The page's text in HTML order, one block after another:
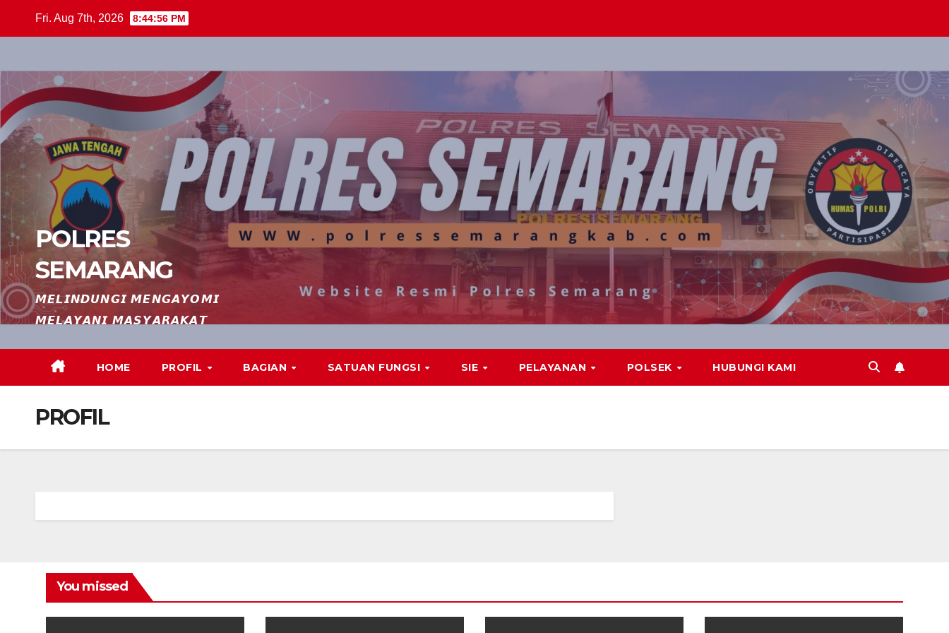
Fri. Aug 7th, 2026 8:44:56 PM
POLRES
SEMARANG
𝙈𝙀𝙇𝙄𝙉𝘿𝙐𝙉𝙂𝙄 𝙈𝙀𝙉𝙂𝘼𝙔𝙊𝙈𝙄
𝙈𝙀𝙇𝘼𝙔𝘼𝙉𝙄 𝙈𝘼𝙎𝙔𝘼𝙍𝘼𝙆𝘼𝙏
HOME PROFIL BAGIAN SATUAN FUNGSI SIE PELAYANAN POLSEK HUBUNGI KAMI
PROFIL
You missed